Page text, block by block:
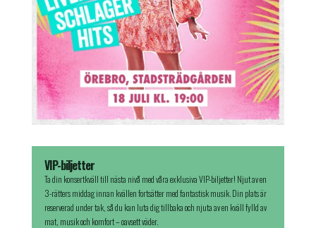
VIP-biljetter
Ta din konsertkväll till nästa nivå med våra exklusiva VIP-biljetter! Njut av en
3-rätters middag innan kvällen fortsätter med fantastisk musik. Din plats är
reserverad under tak, så du kan luta dig tillbaka och njuta av en kväll fylld av
mat, musik och komfort – oavsett väder.